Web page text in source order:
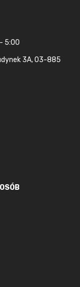
5:00
3A, 03-885